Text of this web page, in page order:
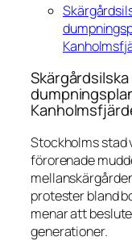
Stockholms stad
förorenade
protester bland
menar att
generationer.